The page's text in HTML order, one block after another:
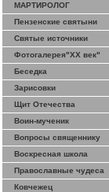
МАРТИРОЛОГ
Пензенские святыни
Святые источники
Фотогалерея"ХХ век"
Беседка
Зарисовки
Щит Отечества
Воин-мученик
Вопросы священнику
Воскресная школа
Православные чудеса
Ковчежец